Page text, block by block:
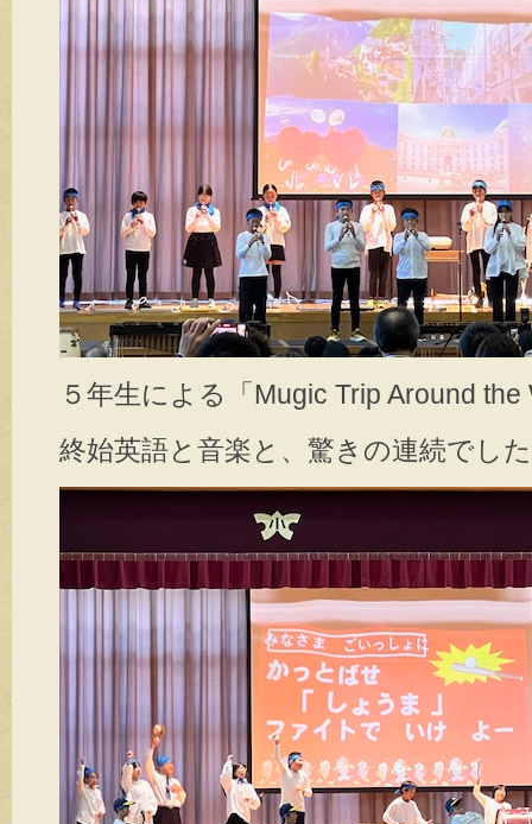
５年生による「Mugic Trip Around the
終始英語と音楽と、驚きの連続でし